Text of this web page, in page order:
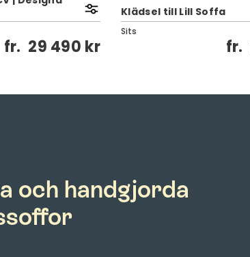
fr. 29 490 kr
Klädsel till Lill Soffa
Sits
fr.
och handgjorda